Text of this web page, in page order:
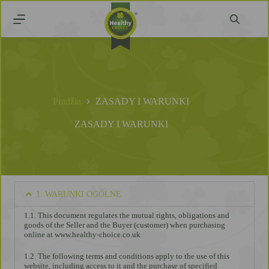
ZASADY I WARUNKI
ZASADY I WARUNKI
1. WARUNKI OGÓLNE
1.1. This document regulates the mutual rights, obligations and
goods of the Seller and the Buyer (customer) when purchasing
online at www.healthy-choice.co.uk
1.2. The following terms and conditions apply to the use of this
website, including access to it and the purchase of specified